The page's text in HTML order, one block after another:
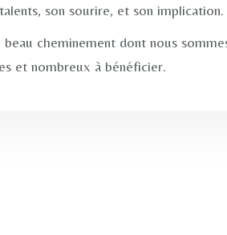
son sourire, et son implication.
cheminement dont nous
et nombreux à bénéficier.